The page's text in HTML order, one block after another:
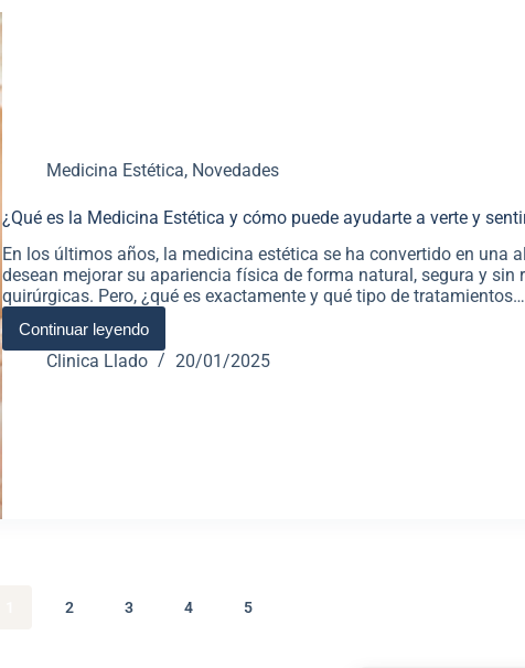
Medicina Estética, Novedades
¿Qué es la Medicina Estética y cómo puede ayudarte a verte y
En los últimos años, la medicina estética se ha convertido en una
desean mejorar su apariencia física de forma natural, segura y sin
quirúrgicas. Pero, ¿qué es exactamente y qué tipo de tratamientos…
Continuar leyendo
Clinica Llado 20/01/2025
2 3 4 5